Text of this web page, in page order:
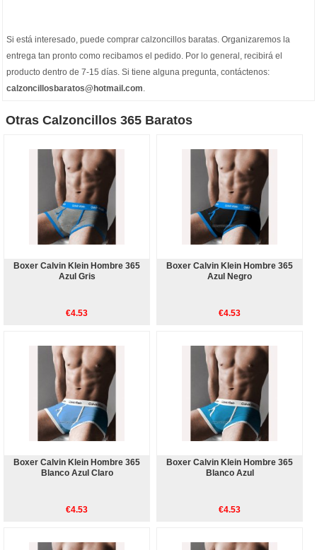
Si está interesado, puede comprar calzoncillos baratas . Organizaremos la
entrega tan pronto como recibamos el pedido. Por lo general, recibirá el
producto dentro de 7-15 días. Si tiene alguna pregunta, contáctenos:
calzoncillosbaratos@hotmail.com
Otras Calzoncillos 365 Baratos
Boxer Calvin Klein Hombre 365
Azul Gris
€4.53
Boxer Calvin Klein Hombre 365
Azul Negro
€4.53
Boxer Calvin Klein Hombre 365
Blanco Azul Claro
€4.53
Boxer Calvin Klein Hombre 365
Blanco Azul
€4.53